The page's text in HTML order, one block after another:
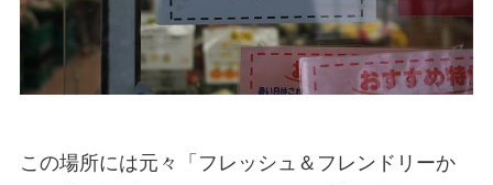
この場所には元々「フレッシュ＆フレンドリーか